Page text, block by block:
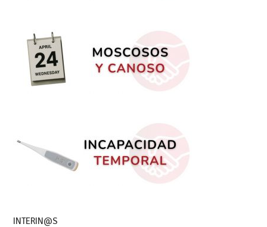
INTERIN@S